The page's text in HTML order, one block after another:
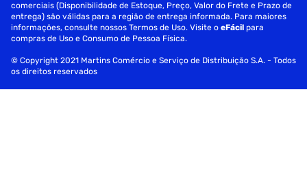
comerciais (Disponibilidade de Estoque, Preço, Valor do Frete e Prazo de
entrega) são válidas para a região de entrega informada. Para maiores
informações, consulte nossos Termos de Uso. Visite oeFácil para
compras de Uso e Consumo de Pessoa Física.
© Copyright 2021 Martins Comércio e Serviço de Distribuição S.A. - Todos
os direitos reservados